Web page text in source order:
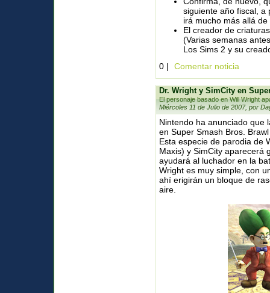
siguiente año fiscal, a
irá mucho más allá
El creador de
(Varias semanas
Los Sims 2 y su
0 |
Comentar noticia
Dr. Wright y SimCity en
El personaje basado en Will Wright
Miércoles 11 de Julio de 2007, por
Nintendo ha anunciado que
en Super Smash Bros.
Esta especie de parodia de
Maxis) y SimCity aparecerá
ayudará al luchador en la
Wright es muy simple, con
ahí erigirán un bloque de
aire.